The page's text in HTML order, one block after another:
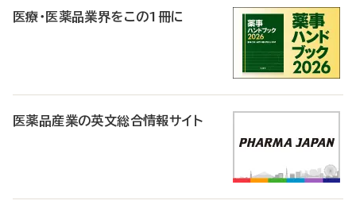
医療・医薬品業界をこの1冊に
医薬品産業の英文総合情報サイト